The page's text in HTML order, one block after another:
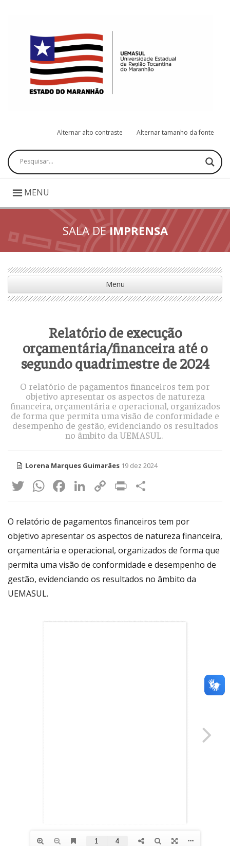
Alternar alto contraste Alternar tamanho da fonte
Pesquisar
MENU
SALA DEIMPRENSA
Menu
Relatório de execução
orçamentária/financeira até o
segundo quadrimestre de 2024
O relatório de pagamentos financeiros tem por
objetivo apresentar os aspectos de natureza
financeira, orçamentária e operacional, organizados
de forma que permita uma visão de conformidade e
desempenho de gestão, evidenciando os resultados
no âmbito da UEMASUL.
Lorena Marques Guimarães 19 dez 2024
Twitter
WhatsApp
Facebook
LinkedIn
CopyPrint
O relatório de pagamentos financeiros tem por
objetivo apresentar os aspectos de natureza financeira,
orçamentária e operacional, organizados de forma que
permita uma visão de conformidade e desempenho de
gestão, evidenciando os resultados no âmbito da
UEMASUL.